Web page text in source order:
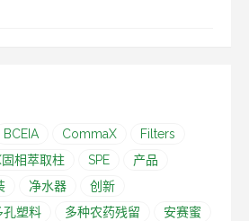
BCEIA CommaX
Filters
固相萃取柱 SPE
产品
净水器
创新
孔塑料 多种农药残留
安赛蜜